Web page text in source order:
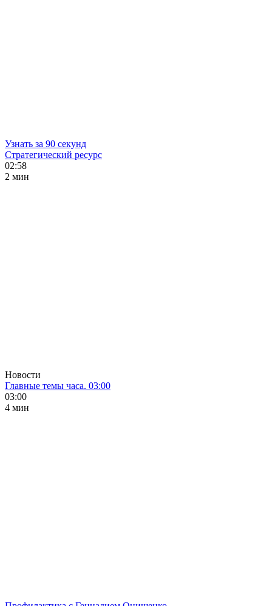
Узнать за 90 секунд
Стратегический ресурс
02:58
2 мин
Новости
Главные темы часа. 03:00
03:00
4 мин